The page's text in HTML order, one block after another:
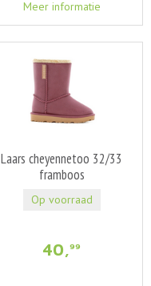
Meer informatie
Laars cheyennetoo 32/33
framboos
40,99
Op voorraad